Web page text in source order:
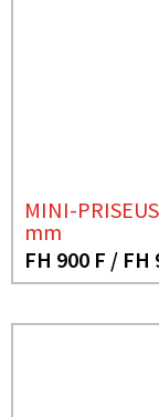
MINI-
mm
FH 900 F / FH